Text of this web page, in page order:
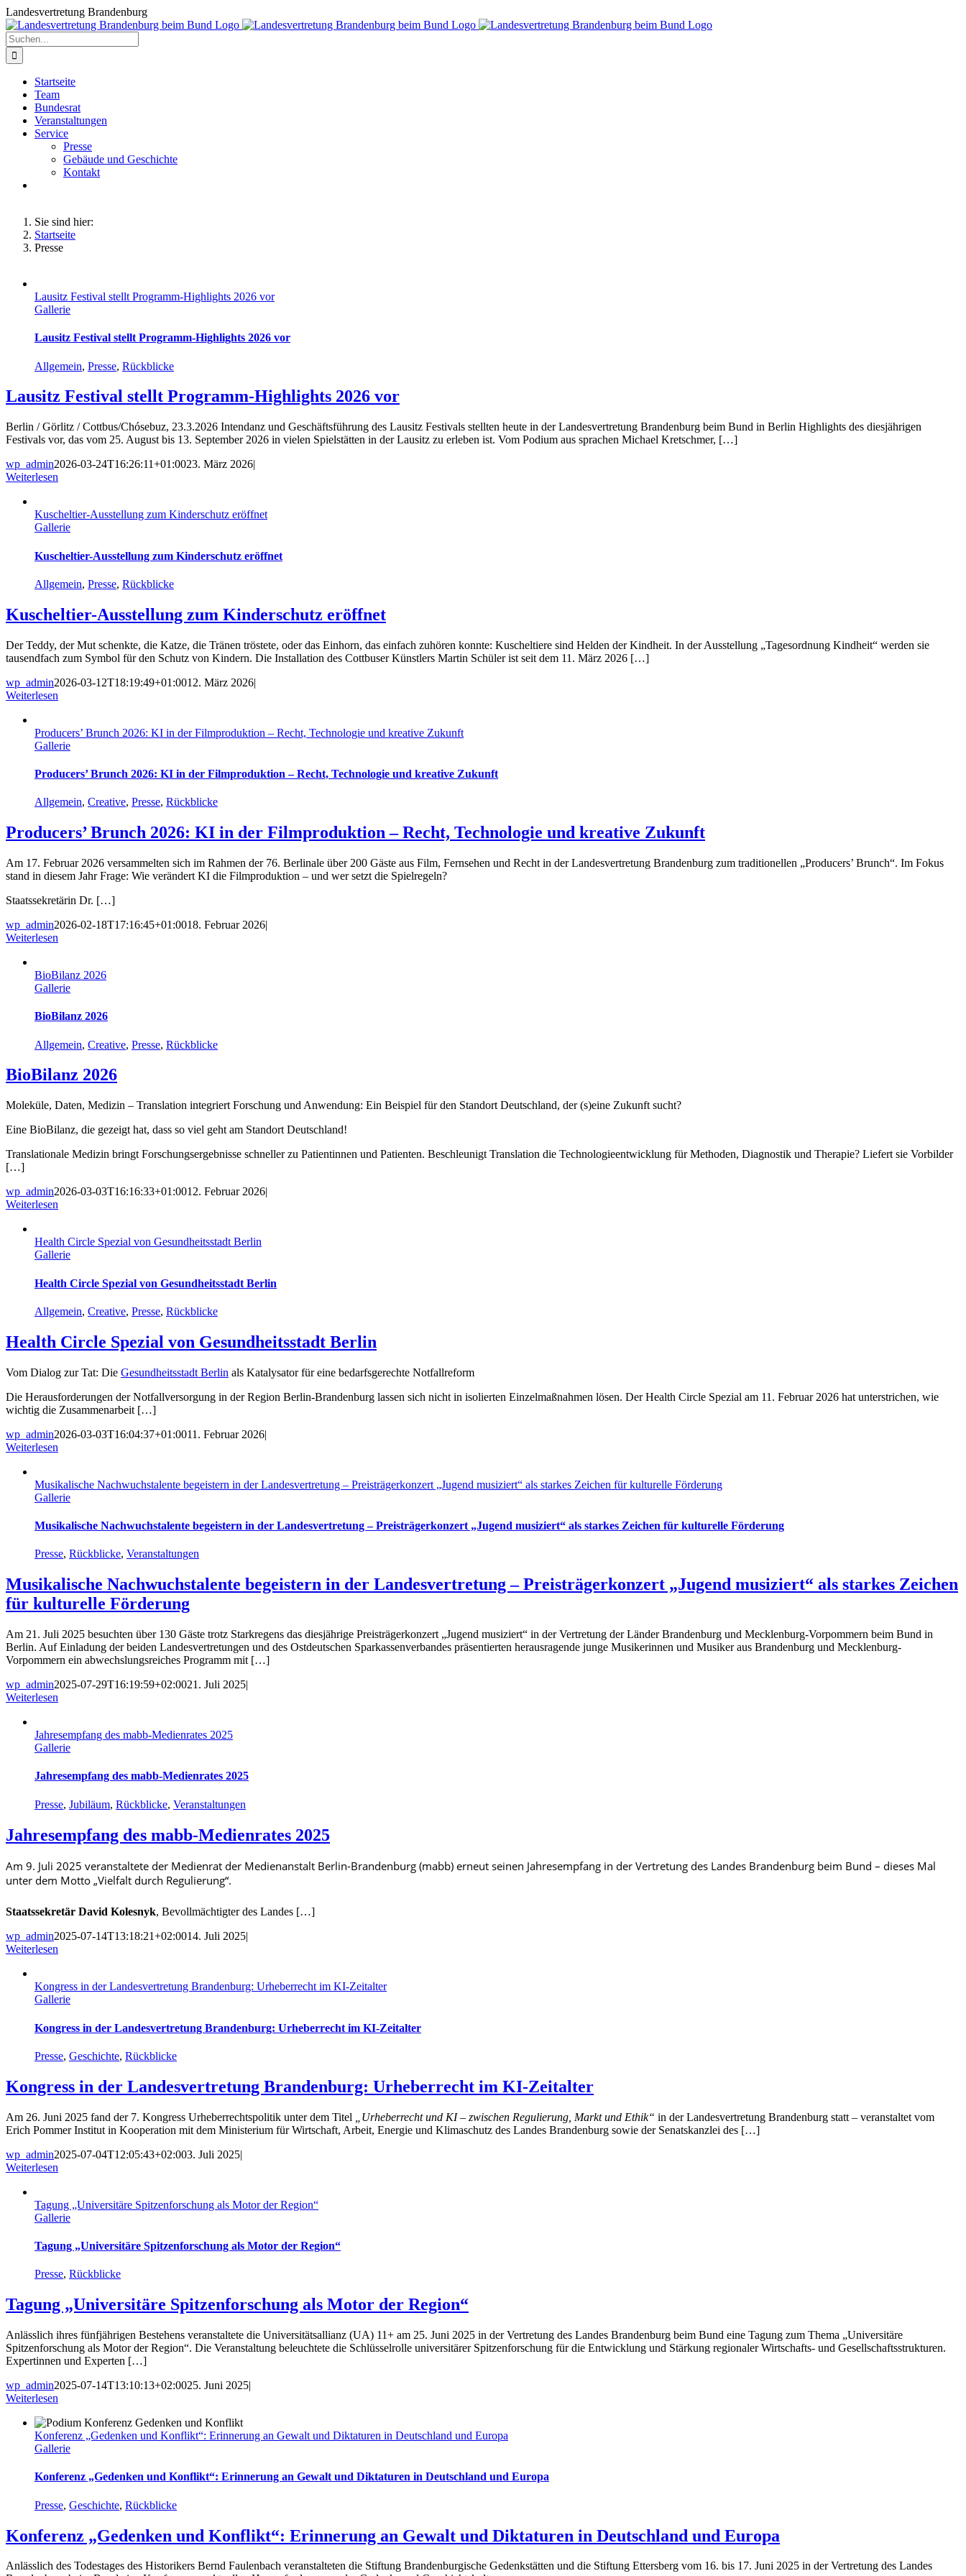
Zum
Inhalt
springen
Landesvertretung Brandenburg
Suche
nach:
Startseite
Team
Bundesrat
Veranstaltungen
Service
Presse
Gebäude und Geschichte
Kontakt
Sie sind hier:
Startseite
Presse
Lausitz Festival stellt Programm-Highlights 2026 vor
Gallerie
Lausitz Festival stellt Programm-Highlights 2026 vor
Allgemein, Presse, Rückblicke
Lausitz Festival stellt Programm-Highlights 2026 vor
Berlin / Görlitz / Cottbus/Chósebuz, 23.3.2026 Intendanz und Geschäftsführung des Lausitz Festivals stellten heute in der Landesvertretung Brandenburg beim Bund in Berlin Highlights des diesjährigen
Festivals vor, das vom 25. August bis 13. September 2026 in vielen Spielstätten in der Lausitz zu erleben ist. Vom Podium aus sprachen Michael Kretschmer, […]
wp_admin2026-03-24T16:26:11+01:0023. März 2026|
Weiterlesen
Kuscheltier-Ausstellung zum Kinderschutz eröffnet
Gallerie
Kuscheltier-Ausstellung zum Kinderschutz eröffnet
Allgemein, Presse, Rückblicke
Kuscheltier-Ausstellung zum Kinderschutz eröffnet
Der Teddy, der Mut schenkte, die Katze, die Tränen tröstete, oder das Einhorn, das einfach zuhören konnte: Kuscheltiere sind Helden der Kindheit. In der Ausstellung „Tagesordnung Kindheit“ werden sie
tausendfach zum Symbol für den Schutz von Kindern. Die Installation des Cottbuser Künstlers Martin Schüler ist seit dem 11. März 2026 […]
wp_admin2026-03-12T18:19:49+01:0012. März 2026|
Weiterlesen
Producers’ Brunch 2026: KI in der Filmproduktion – Recht, Technologie und kreative Zukunft
Gallerie
Producers’ Brunch 2026: KI in der Filmproduktion – Recht, Technologie und kreative Zukunft
Allgemein, Creative, Presse, Rückblicke
Producers’ Brunch 2026: KI in der Filmproduktion – Recht, Technologie und kreative Zukunft
Am 17. Februar 2026 versammelten sich im Rahmen der 76. Berlinale über 200 Gäste aus Film, Fernsehen und Recht in der Landesvertretung Brandenburg zum traditionellen „Producers’ Brunch“. Im Fokus
stand in diesem Jahr Frage: Wie verändert KI die Filmproduktion – und wer setzt die Spielregeln?
Staatssekretärin Dr. […]
wp_admin2026-02-18T17:16:45+01:0018. Februar 2026|
Weiterlesen
BioBilanz 2026
Gallerie
BioBilanz 2026
Allgemein, Creative, Presse, Rückblicke
BioBilanz 2026
Moleküle, Daten, Medizin – Translation integriert Forschung und Anwendung: Ein Beispiel für den Standort Deutschland, der (s)eine Zukunft sucht?
Eine BioBilanz, die gezeigt hat, dass so viel geht am Standort Deutschland!
Translationale Medizin bringt Forschungsergebnisse schneller zu Patientinnen und Patienten. Beschleunigt Translation die Technologieentwicklung für Methoden, Diagnostik und Therapie? Liefert sie Vorbilder
[…]
wp_admin2026-03-03T16:16:33+01:0012. Februar 2026|
Weiterlesen
Health Circle Spezial von Gesundheitsstadt Berlin
Gallerie
Health Circle Spezial von Gesundheitsstadt Berlin
Allgemein, Creative, Presse, Rückblicke
Health Circle Spezial von Gesundheitsstadt Berlin
Vom Dialog zur Tat: Die Gesundheitsstadt Berlin als Katalysator für eine bedarfsgerechte Notfallreform
Die Herausforderungen der Notfallversorgung in der Region Berlin-Brandenburg lassen sich nicht in isolierten Einzelmaßnahmen lösen. Der Health Circle Spezial am 11. Februar 2026 hat unterstrichen, wie
wichtig die Zusammenarbeit […]
wp_admin2026-03-03T16:04:37+01:0011. Februar 2026|
Weiterlesen
Musikalische Nachwuchstalente begeistern in der Landesvertretung – Preisträgerkonzert „Jugend musiziert“ als starkes Zeichen für kulturelle Förderung
Gallerie
Musikalische Nachwuchstalente begeistern in der Landesvertretung – Preisträgerkonzert „Jugend musiziert“ als starkes Zeichen für kulturelle Förderung
Presse, Rückblicke, Veranstaltungen
Musikalische Nachwuchstalente begeistern in der Landesvertretung – Preisträgerkonzert „Jugend musiziert“ als starkes Zeichen
für kulturelle Förderung
Am 21. Juli 2025 besuchten über 130 Gäste trotz Starkregens das diesjährige Preisträgerkonzert „Jugend musiziert“ in der Vertretung der Länder Brandenburg und Mecklenburg-Vorpommern beim Bund in
Berlin. Auf Einladung der beiden Landesvertretungen und des Ostdeutschen Sparkassenverbandes präsentierten herausragende junge Musikerinnen und Musiker aus Brandenburg und Mecklenburg-
Vorpommern ein abwechslungsreiches Programm mit […]
wp_admin2025-07-29T16:19:59+02:0021. Juli 2025|
Weiterlesen
Jahresempfang des mabb-Medienrates 2025
Gallerie
Jahresempfang des mabb-Medienrates 2025
Presse, Jubiläum, Rückblicke, Veranstaltungen
Jahresempfang des mabb-Medienrates 2025
Am 9. Juli 2025 veranstaltete der Medienrat der Medienanstalt Berlin-Brandenburg (mabb) erneut seinen Jahresempfang in der Vertretung des Landes Brandenburg beim Bund – dieses Mal
unter dem Motto „Vielfalt durch Regulierung“.
Staatssekretär David Kolesnyk, Bevollmächtigter des Landes […]
wp_admin2025-07-14T13:18:21+02:0014. Juli 2025|
Weiterlesen
Kongress in der Landesvertretung Brandenburg: Urheberrecht im KI-Zeitalter
Gallerie
Kongress in der Landesvertretung Brandenburg: Urheberrecht im KI-Zeitalter
Presse, Geschichte, Rückblicke
Kongress in der Landesvertretung Brandenburg: Urheberrecht im KI-Zeitalter
Am 26. Juni 2025 fand der 7. Kongress Urheberrechtspolitik unter dem Titel „Urheberrecht und KI – zwischen Regulierung, Markt und Ethik“ in der Landesvertretung Brandenburg statt – veranstaltet vom
Erich Pommer Institut in Kooperation mit dem Ministerium für Wirtschaft, Arbeit, Energie und Klimaschutz des Landes Brandenburg sowie der Senatskanzlei des […]
wp_admin2025-07-04T12:05:43+02:003. Juli 2025|
Weiterlesen
Tagung „Universitäre Spitzenforschung als Motor der Region“
Gallerie
Tagung „Universitäre Spitzenforschung als Motor der Region“
Presse, Rückblicke
Tagung „Universitäre Spitzenforschung als Motor der Region“
Anlässlich ihres fünfjährigen Bestehens veranstaltete die Universitätsallianz (UA) 11+ am 25. Juni 2025 in der Vertretung des Landes Brandenburg beim Bund eine Tagung zum Thema „Universitäre
Spitzenforschung als Motor der Region“. Die Veranstaltung beleuchtete die Schlüsselrolle universitärer Spitzenforschung für die Entwicklung und Stärkung regionaler Wirtschafts- und Gesellschaftsstrukturen.
Expertinnen und Experten […]
wp_admin2025-07-14T13:10:13+02:0025. Juni 2025|
Weiterlesen
Konferenz „Gedenken und Konflikt“: Erinnerung an Gewalt und Diktaturen in Deutschland und Europa
Gallerie
Konferenz „Gedenken und Konflikt“: Erinnerung an Gewalt und Diktaturen in Deutschland und Europa
Presse, Geschichte, Rückblicke
Konferenz „Gedenken und Konflikt“: Erinnerung an Gewalt und Diktaturen in Deutschland und Europa
Anlässlich des Todestages des Historikers Bernd Faulenbach veranstalteten die Stiftung Brandenburgische Gedenkstätten und die Stiftung Ettersberg vom 16. bis 17. Juni 2025 in der Vertretung des Landes